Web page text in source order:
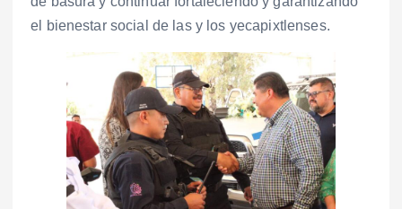
el bienestar social de las y los yecapixtlenses.